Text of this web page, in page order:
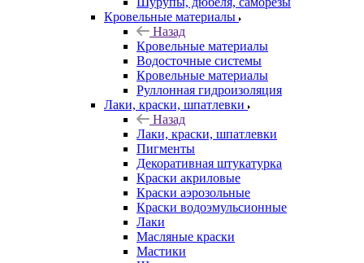
Кровельные материалы
Назад
Кровельные материалы
Водосточные системы
Кровельные материалы
Руллонная гидроизоляция
Лаки, краски, шпатлевки
Назад
Лаки, краски, шпатлевки
Пигменты
Декоративная штукатурка
Краски акриловые
Краски аэрозольные
Краски водоэмульсионные
Лаки
Масляные краски
Мастики